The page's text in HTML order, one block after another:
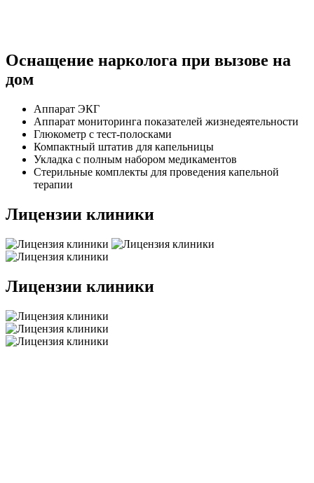
Оснащение нарколога при вызове на
дом
Аппарат ЭКГ
Аппарат мониторинга показателей жизнедеятельности
Глюкометр с тест-полосками
Компактный штатив для капельницы
Укладка с полным набором медикаментов
Стерильные комплекты для проведения капельной
терапии
Лицензии клиники
Лицензии клиники